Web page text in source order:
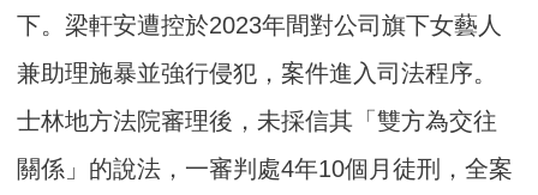
下。梁軒安遭控於2023年間對公司旗下女藝人
兼助理施暴並強行侵犯，案件進入司法程序。
士林地方法院審理後，未採信其「雙方為交往
關係」的說法，一審判處4年10個月徒刑，全案